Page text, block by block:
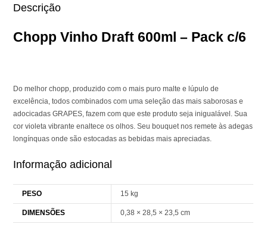
Descrição
Chopp Vinho Draft 600ml – Pack c/6
Do melhor chopp, produzido com o mais puro malte e lúpulo de
excelência, todos combinados com uma seleção das mais saborosas e
adocicadas GRAPES, fazem com que este produto seja inigualável. Sua
cor violeta vibrante enaltece os olhos. Seu bouquet nos remete às adegas
longínquas onde são estocadas as bebidas mais apreciadas.
Informação adicional
PESO 15 kg
DIMENSÕES 0,38 × 28,5 × 23,5 cm